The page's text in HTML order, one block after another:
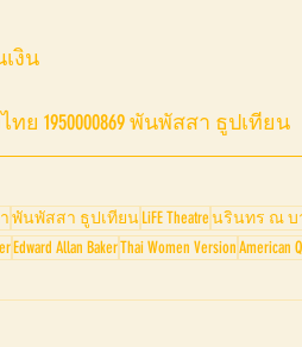
งิน
ย 1950000869 พันพัสสา ธูปเทียน
พันพัสสา ธูปเทียนLiFE Theatreนรินทร ณ บ
Edward Allan BakerThai Women VersionAmerican